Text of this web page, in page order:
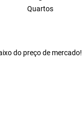
Quartos
do preço de mercado!